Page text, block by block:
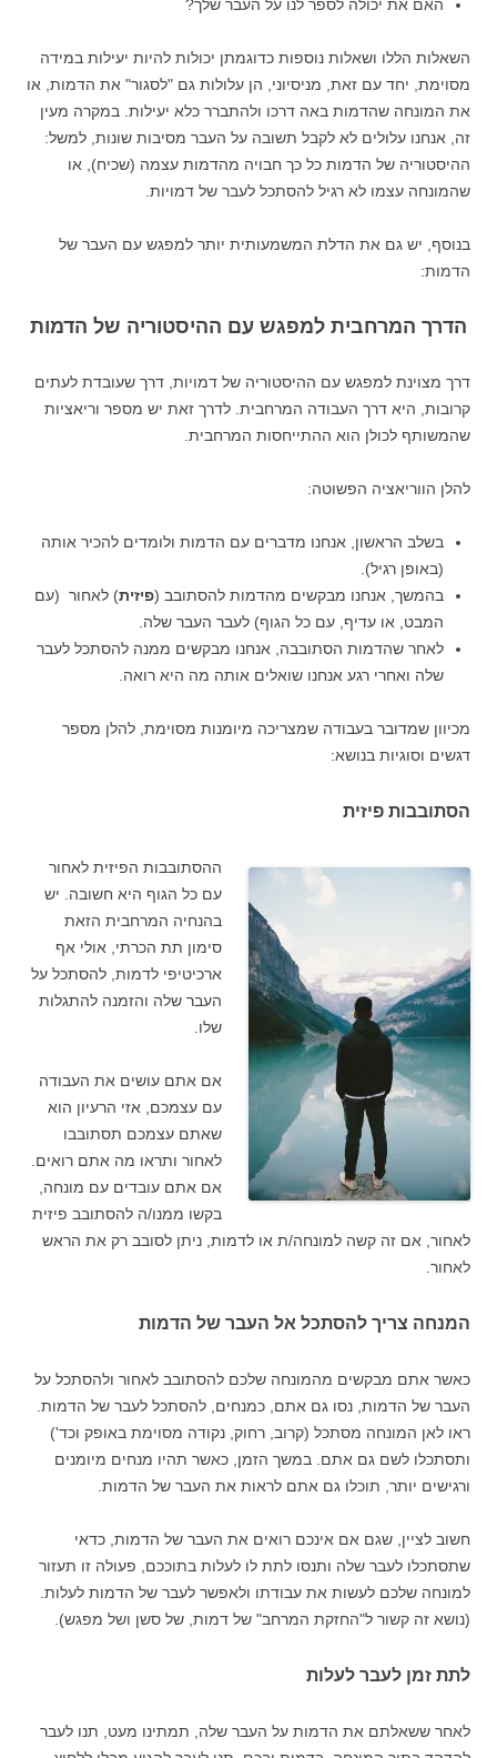
האם את יכולה לספר לנו על העבר שלך?
השאלות הללו ושאלות נוספות כדוגמתן יכולות להיות יעילות במידה
מסוימת, יחד עם זאת, מניסיוני, הן עלולות גם "לסגור" את הדמות, או
את המונחה שהדמות באה דרכו ולהתברר כלא יעילות. במקרה מעין
זה, אנחנו עלולים לא לקבל תשובה על העבר מסיבות שונות, למשל:
ההיסטוריה של הדמות כל כך חבויה מהדמות עצמה (שכיח), או
שהמונחה עצמו לא רגיל להסתכל לעבר של דמויות.
בנוסף, יש גם את הדלת המשמעותית יותר למפגש עם העבר של
הדמות:
הדרך המרחבית למפגש עם ההיסטוריה של הדמות
דרך מצוינת למפגש עם ההיסטוריה של דמויות, דרך שעובדת לעתים
קרובות, היא דרך העבודה המרחבית. לדרך זאת יש מספר וריאציות
שהמשותף לכולן הוא ההתייחסות המרחבית.
להלן הווריאציה הפשוטה:
בשלב הראשון, אנחנו מדברים עם הדמות ולומדים להכיר אותה
(באופן רגיל).
בהמשך, אנחנו מבקשים מהדמות להסתובב (פיזית) לאחור (עם
המבט, או עדיף, עם כל הגוף) לעבר העבר שלה.
לאחר שהדמות הסתובבה, אנחנו מבקשים ממנה להסתכל לעבר
שלה ואחרי רגע אנחנו שואלים אותה מה היא רואה.
מכיוון שמדובר בעבודה שמצריכה מיומנות מסוימת, להלן מספר
דגשים וסוגיות בנושא:
הסתובבות פיזית
ההסתובבות הפיזית לאחור
עם כל הגוף היא חשובה. יש
בהנחיה המרחבית הזאת
סימון תת הכרתי, אולי אף
ארכיטיפי לדמות, להסתכל על
העבר שלה והזמנה להתגלות
שלו.
אם אתם עושים את העבודה
עם עצמכם, אזי הרעיון הוא
שאתם עצמכם תסתובבו
לאחור ותראו מה אתם רואים.
אם אתם עובדים עם מונחה,
בקשו ממנו/ה להסתובב פיזית
לאחור, אם זה קשה למונחה/ת או לדמות, ניתן לסובב רק את הראש
לאחור.
המנחה צריך להסתכל אל העבר של הדמות
כאשר אתם מבקשים מהמונחה שלכם להסתובב לאחור ולהסתכל על
העבר של הדמות, נסו גם אתם, כמנחים, להסתכל לעבר של הדמות.
ראו לאן המונחה מסתכל (קרוב, רחוק, נקודה מסוימת באופק וכד')
ותסתכלו לשם גם אתם. במשך הזמן, כאשר תהיו מנחים מיומנים
ורגישים יותר, תוכלו גם אתם לראות את העבר של הדמות.
חשוב לציין, שגם אם אינכם רואים את העבר של הדמות, כדאי
שתסתכלו לעבר שלה ותנסו לתת לו לעלות בתוככם, פעולה זו תעזור
למונחה שלכם לעשות את עבודתו ולאפשר לעבר של הדמות לעלות.
(נושא זה קשור ל"החזקת המרחב" של דמות, של סשן ושל מפגש).
לתת זמן לעבר לעלות
לאחר ששאלתם את הדמות על העבר שלה, תמתינו מעט, תנו לעבר